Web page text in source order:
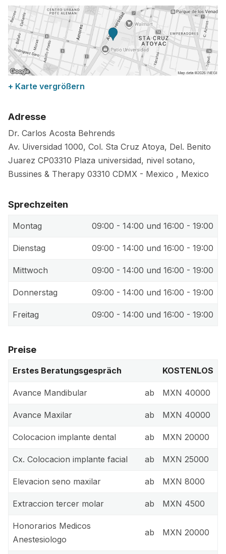
+ Karte vergrößern
Adresse
Dr. Carlos Acosta Behrends
Av. Uiversidad 1000, Col. Sta Cruz Atoya, Del. Benito
Juarez CP03310 Plaza universidad, nivel sotano,
Bussines & Therapy 03310 CDMX - Mexico , Mexico
Sprechzeiten
Montag 09:00 - 14:00 und 16:00 - 19:00
Dienstag 09:00 - 14:00 und 16:00 - 19:00
Mittwoch 09:00 - 14:00 und 16:00 - 19:00
Donnerstag 09:00 - 14:00 und 16:00 - 19:00
Freitag 09:00 - 14:00 und 16:00 - 19:00
Preise
Erstes Beratungsgespräch KOSTENLOS
Avance Mandibular ab MXN 40000
Avance Maxilar ab MXN 40000
Colocacion implante dental ab MXN 20000
Cx. Colocacion implante facial ab MXN 25000
Elevacion seno maxilar ab MXN 8000
Extraccion tercer molar ab MXN 4500
Honorarios Medicos
Anestesiologo
ab MXN 20000